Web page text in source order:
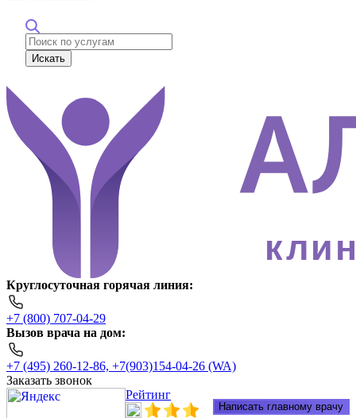
Искать
Круглосуточная горячая линия:
+7 (800) 707-04-29
Вызов врача на дом:
+7 (495) 260-12-86, +7(903)154-04-26 (WA)
Заказать звонок
Рейтинг
Написать главному врачу